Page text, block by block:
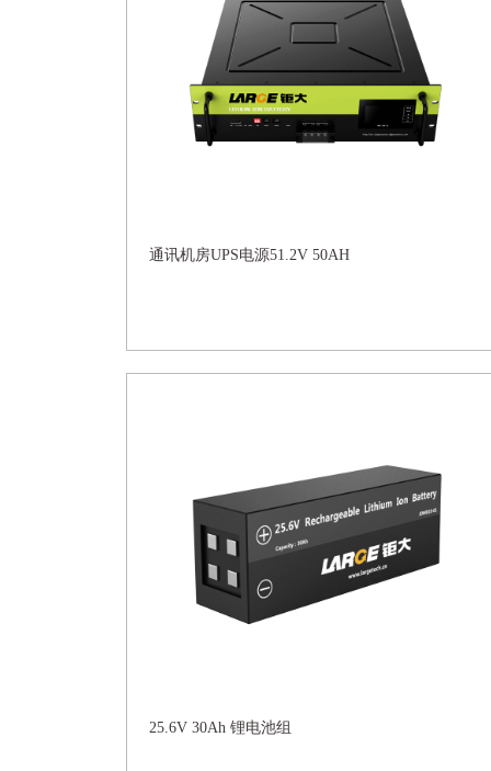
通讯机房UPS电源51.2V 50AH
25.6V 30Ah 锂电池组